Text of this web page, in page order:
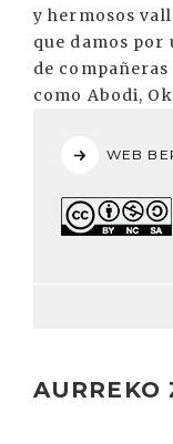
y hermosos
que damos
de
como Abodi,
WEB
AURREKO